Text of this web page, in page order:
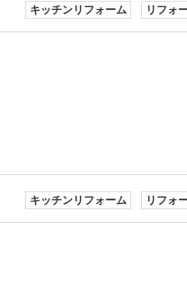
キッチンリフォーム リフォ
キッチンリフォーム リフォ